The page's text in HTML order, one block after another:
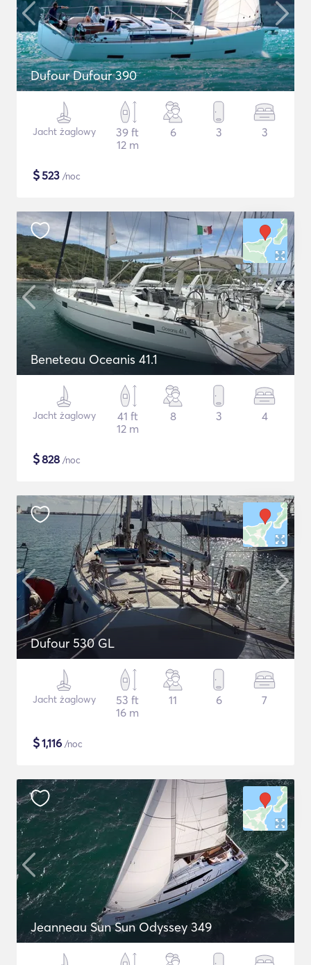
Dufour Dufour 390
Jacht żaglowy
39 ft
12 m
6 3 3
$523 /noc
Beneteau Oceanis 41.1
Jacht żaglowy
41 ft
12 m
8 3 4
$828 /noc
Dufour 530 GL
Jacht żaglowy
53 ft
16 m
11 6 7
$1,116 /noc
Jeanneau Sun Sun Odyssey 349